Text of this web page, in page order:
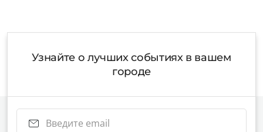
Узнайте о лучших событиях в вашем
городе